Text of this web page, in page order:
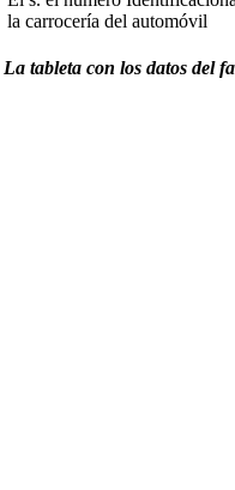
la carrocería del automóvil
La tableta con los datos del